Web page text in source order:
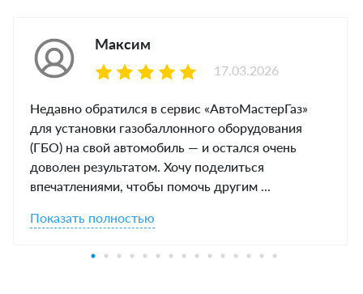
Максим
Недавно обратился в сервис «АвтоМастерГаз»
для установки газобаллонного оборудования
(ГБО) на свой автомобиль — и остался очень
доволен результатом. Хочу поделиться
впечатлениями, чтобы помочь другим ...
Показать полностью
17.03.2026